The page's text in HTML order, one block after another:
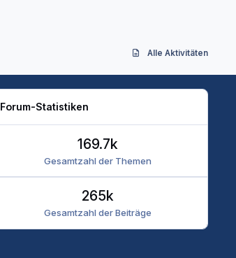
Alle Aktivitäten
Forum-Statistiken
Gesamtzahl der Themen
169.7k
Gesamtzahl der Beiträge
265k